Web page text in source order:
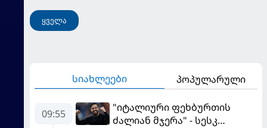
ყველა
სიახლეები პოპულარული
09:55
"იტალიური ფეხბურთის
ძალიან მჯერა" - სესკ